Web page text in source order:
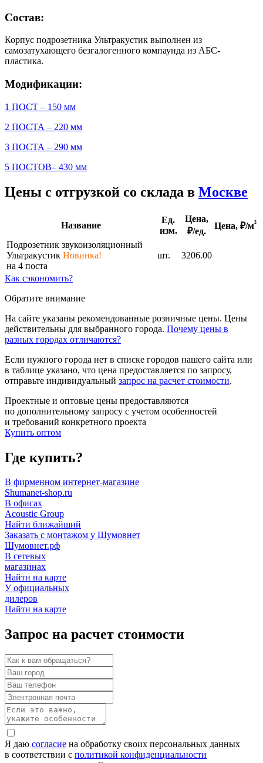
Состав:
Корпус подрозетника Ультракустик выполнен из
самозатухающего безгалогенного компаунда из АБС-
пластика.
Модификации:
1 ПОСТ – 150 мм
2 ПОСТА – 220 мм
3 ПОСТА – 290 мм
5 ПОСТОВ– 430 мм
Цены с отгрузкой со склада в Москве
Название
Ед.
изм.
Цена,
₽/ед.
Цена, ₽/м²
Подрозетник звукоизоляционный
Ультракустик Новинка!
на 4 поста
шт. 3206.00
Как сэкономить?
Обратите внимание
На сайте указаны рекомендованные розничные цены. Цены
действительны для выбранного города. Почему цены в
разных городах отличаются?
Если нужного города нет в списке городов нашего сайта или
в таблице указано, что цена предоставляется по запросу,
отправьте индивидуальный запрос на расчет стоимости.
Проектные и оптовые цены предоставляются
по дополнительному запросу с учетом особенностей
и требований конкретного проекта
Купить оптом
Где купить?
В фирменном интернет-магазине
Shumanet-shop.ru
В офисах
Acoustic Group
Найти ближайший
Заказать с монтажом у Шумовнет
Шумовнет.рф
В сетевых
магазинах
Найти на карте
У официальных
дилеров
Найти на карте
Запрос на расчет стоимости
Я даю согласие на обработку своих персональных данных
в соответствии с политикой конфиденциальности